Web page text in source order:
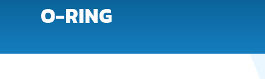
O-RING